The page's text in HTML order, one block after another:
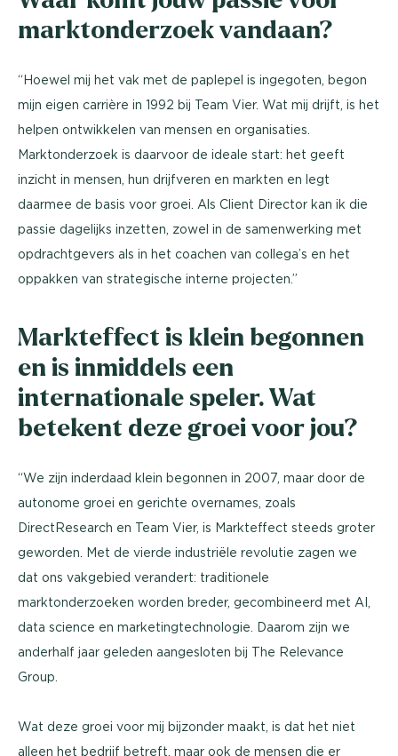
marktonderzoek vandaan?
“Hoewel mij het vak met de paplepel is ingegoten, begon
mijn eigen carrière in 1992 bij Team Vier. Wat mij drijft, is het
helpen ontwikkelen van mensen en organisaties.
Marktonderzoek is daarvoor de ideale start: het geeft
inzicht in mensen, hun drijfveren en markten en legt
daarmee de basis voor groei. Als Client Director kan ik die
passie dagelijks inzetten, zowel in de samenwerking met
opdrachtgevers als in het coachen van collega’s en het
oppakken van strategische interne projecten.”
Markteffect is klein begonnen
en is inmiddels een
internationale speler. Wat
betekent deze groei voor jou?
“We zijn inderdaad klein begonnen in 2007, maar door de
autonome groei en gerichte overnames, zoals
DirectResearch en Team Vier, is Markteffect steeds groter
geworden. Met de vierde industriële revolutie zagen we
dat ons vakgebied verandert: traditionele
marktonderzoeken worden breder, gecombineerd met AI,
data science en marketingtechnologie. Daarom zijn we
anderhalf jaar geleden aangesloten bij The Relevance
Group.
Wat deze groei voor mij bijzonder maakt, is dat het niet
alleen het bedrijf betreft, maar ook de mensen die er